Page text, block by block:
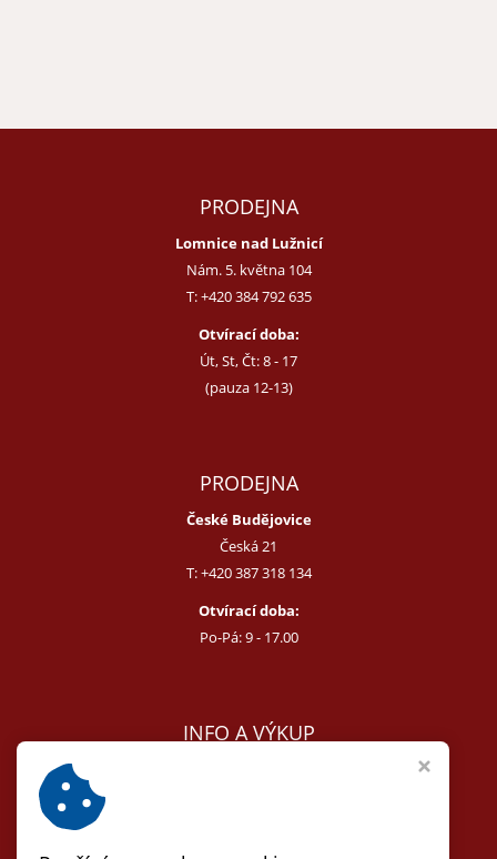
PRODEJNA
Lomnice nad Lužnicí
Nám. 5. května 104
T:+420 384 792 635
Otvírací doba:
Út, St, Čt: 8 - 17
(pauza 12-13)
PRODEJNA
České Budějovice
Česká 21
T:+420 387 318 134
Otvírací doba:
Po-Pá: 9 - 17.00
INFO A VÝKUP